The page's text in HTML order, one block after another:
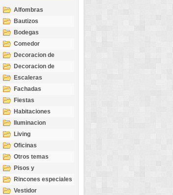
Alfombras
Bautizos
Bodegas
Comedor
Decoracion de
Exteriores
Decoracion de
Ocasiones
Escaleras
Fachadas
Fiestas
Habitaciones
Iluminacion
Living
Oficinas
Otros temas
Pisos y
revestimientos
Rincones especiales
Vestidor